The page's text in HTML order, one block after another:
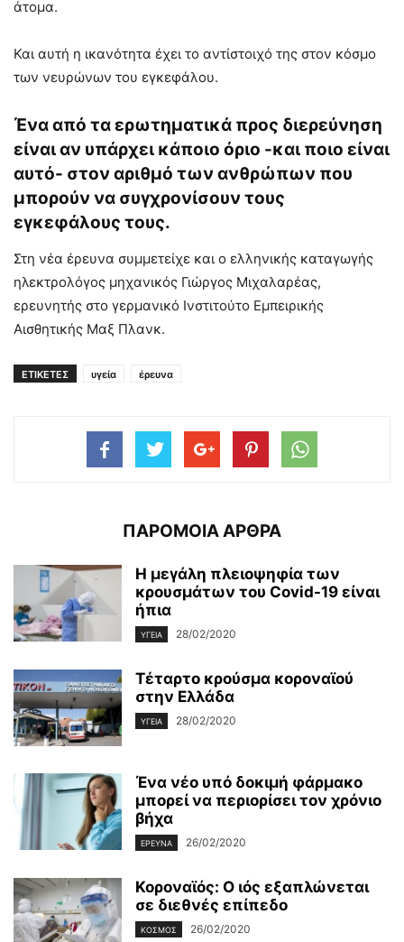
άτομα.
Και αυτή η ικανότητα έχει το αντίστοιχό της στον κόσμο
των νευρώνων του εγκεφάλου.
Ένα από τα ερωτηματικά προς διερεύνηση
είναι αν υπάρχει κάποιο όριο -και ποιο είναι
αυτό- στον αριθμό των ανθρώπων που
μπορούν να συγχρονίσουν τους
εγκεφάλους τους.
Στη νέα έρευνα συμμετείχε και ο ελληνικής καταγωγής
ηλεκτρολόγος μηχανικός Γιώργος Μιχαλαρέας,
ερευνητής στο γερμανικό Ινστιτούτο Εμπειρικής
Αισθητικής Μαξ Πλανκ.
ΕΤΙΚΕΤΕΣ υγεία έρευνα
ΠΑΡΟΜΟΙΑ ΑΡΘΡΑ
Η μεγάλη πλειοψηφία των
κρουσμάτων του Covid-19 είναι
ήπια
ΥΓΕΊΑ 28/02/2020
Τέταρτο κρούσμα κοροναϊού
στην Ελλάδα
ΥΓΕΊΑ 28/02/2020
Ένα νέο υπό δοκιμή φάρμακο
μπορεί να περιορίσει τον χρόνιο
βήχα
ΈΡΕΥΝΑ 26/02/2020
Κοροναϊός: Ο ιός εξαπλώνεται
σε διεθνές επίπεδο
ΚΌΣΜΟΣ 26/02/2020